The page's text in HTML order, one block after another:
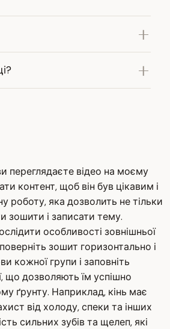
переглядаєте відео на моєму
контент, щоб він був цікавим і
яка дозволить не тільки
зошити і записати тему.
особливості зовнішньої
зошит горизонтально і
кожної групи і заповніть
що дозволяють їм успішно
ґрунту. Наприклад, кінь має
від холоду, спеки та інших
сильних зубів та щелеп, які